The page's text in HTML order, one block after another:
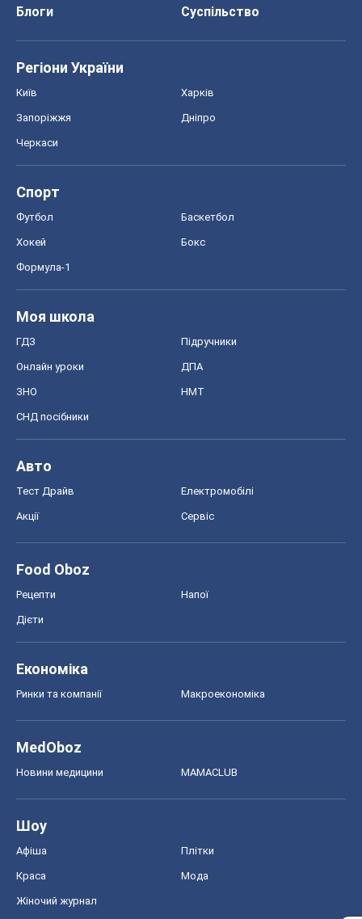
Блоги
Суспільство
Регіони України
Київ Харків
Запоріжжя Дніпро
Черкаси
Спорт
Футбол Баскетбол
Хокей Бокс
Формула-1
Моя школа
ГДЗ Підручники
Онлайн уроки ДПА
ЗНО НМТ
СНД посібники
Авто
Тест Драйв Електромобілі
Акції Сервіс
Food Oboz
Рецепти Напої
Дієти
Економіка
Ринки та компанії Макроекономіка
MedOboz
Новини медицини MAMACLUB
Шоу
Афіша Плітки
Краса Мода
Жіночий журнал